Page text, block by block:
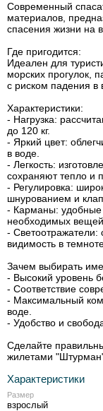
Современный
материалов,
спасения жизни на
Где пригодится:
Идеален для
морских прогулок,
с риском падения в
Характеристики:
- Нагрузка:
до 120 кг.
- Яркий цвет:
в воде.
- Легкость:
сохраняют тепло и
- Регулировка:
шнурованием и
- Карманы: удобные
необходимых
- Светоотражатели:
видимость в
Зачем выбирать
- Высокий уровень
- Соответствие
- Максимальный
воде.
- Удобство и
Сделайте
жилетами
Характеристики
Размер
взрослый